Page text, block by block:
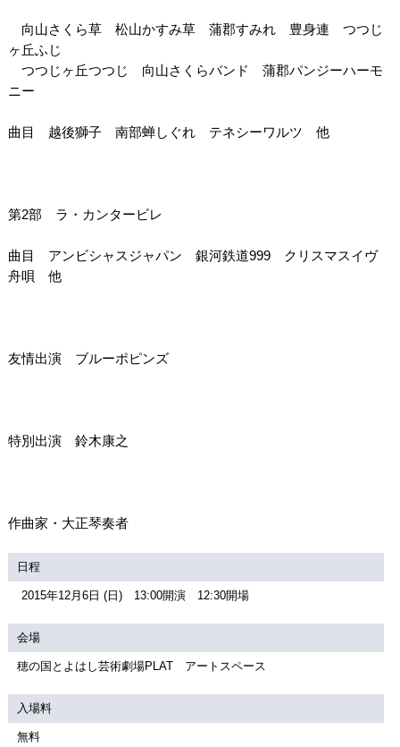
向山さくら草 松山かすみ草 蒲郡すみれ 豊身連 つつじ
ヶ丘ふじ
つつじヶ丘つつじ 向山さくらバンド 蒲郡パンジーハーモ
ニー
曲目 越後獅子 南部蝉しぐれ テネシーワルツ 他
第2部 ラ・カンタービレ
曲目 アンビシャスジャパン 銀河鉄道999 クリスマスイヴ
舟唄 他
友情出演 ブルーポピンズ
特別出演 鈴木康之
作曲家・大正琴奏者
日程
2015年12月6日 (日) 13:00開演 12:30開場
会場
穂の国とよはし芸術劇場PLAT アートスペース
入場料
無料